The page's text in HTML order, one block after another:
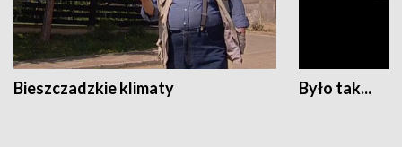
Bieszczadzkie klimaty Było tak...